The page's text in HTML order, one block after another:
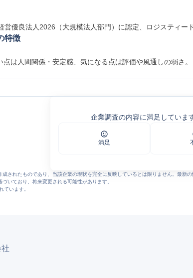
営優良法人2026（大規模法人部門）に認定、ロジスティー
特徴
は人間関係・安定感、気になる点は評価や風通しの弱さ。
企業調査の内容に満足していま
満足
成されたものであり、当該企業の現状を完全に反映しているとは限りません。最新
いており、将来変更される可能性があります。
ています。